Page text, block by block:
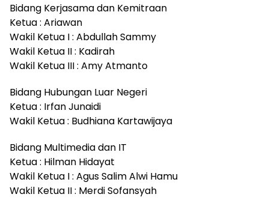
Bidang Kerjasama dan Kemitraan
Ketua : Ariawan
Wakil Ketua I : Abdullah Sammy
Wakil Ketua II : Kadirah
Wakil Ketua III : Amy Atmanto
Bidang Hubungan Luar Negeri
Ketua : Irfan Junaidi
Wakil Ketua : Budhiana Kartawijaya
Bidang Multimedia dan IT
Ketua : Hilman Hidayat
Wakil Ketua I : Agus Salim Alwi Hamu
Wakil Ketua II : Merdi Sofansyah